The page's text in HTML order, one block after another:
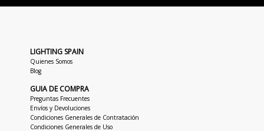
LIGHTING SPAIN
Quienes Somos
Blog
GUIA DE COMPRA
Preguntas Frecuentes
Envíos y Devoluciones
Condiciones Generales de Contratación
Condiciones Generales de Uso